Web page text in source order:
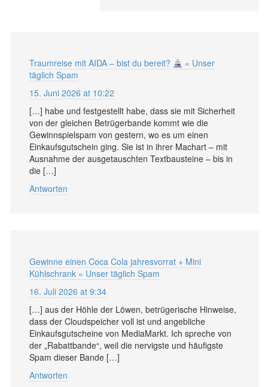
Traumreise mit AIDA – bist du bereit?
« Unser
täglich Spam
15. Juni 2026 at 10:22
[…] habe und festgestellt habe, dass sie mit Sicherheit
von der gleichen Betrügerbande kommt wie die
Gewinnspielspam von gestern, wo es um einen
Einkaufsgutschein ging. Sie ist in ihrer Machart – mit
Ausnahme der ausgetauschten Textbausteine – bis in
die […]
Antworten
Gewinne einen Coca Cola jahresvorrat + Mini
Kühlschrank « Unser täglich Spam
16. Juli 2026 at 9:34
[…] aus der Höhle der Löwen, betrügerische Hinweise,
dass der Cloudspeicher voll ist und angebliche
Einkaufsgutscheine von MediaMarkt. Ich spreche von
der „Rabattbande“, weil die nervigste und häufigste
Spam dieser Bande […]
Antworten